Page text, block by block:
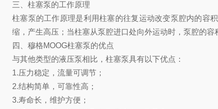
三、柱塞泵的工作原理
柱塞泵的工作原理是利用柱塞的往复运动改变泵腔内的容
缩，产生高压；当柱塞从泵腔进口处向外运动时，泵腔的
四、穆格MOOG柱塞泵的优点
与其他类型的液压泵相比，柱塞泵具有以下优点：
1.压力稳定，流量可调节；
2.结构简单，可靠性高；
3.寿命长，维护方便；